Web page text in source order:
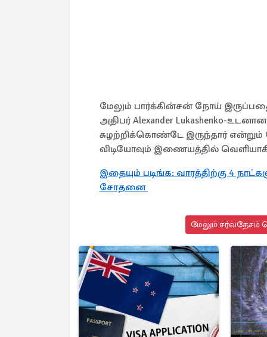
மேலும் பார்க்கின்சன் நோய் இருப்பதை
அதிபர் Alexander Lukashenko-
சுழற்றிக்கொண்டே இருந்தார்
விடியோவும் இணையத்தில்
இதையும் படிங்க: வாரத்திற்கு 4
சோதனை
மேலும் சர்வதேசம்